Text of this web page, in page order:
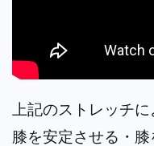
上記のストレッチ
膝を安定させる・